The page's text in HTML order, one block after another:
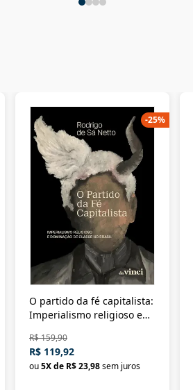
O partido da fé capitalista:
Imperialismo religioso e
Brasil
R$ 159,90
R$ 119,92
ou5X de R$ 23,98sem juros
-25%